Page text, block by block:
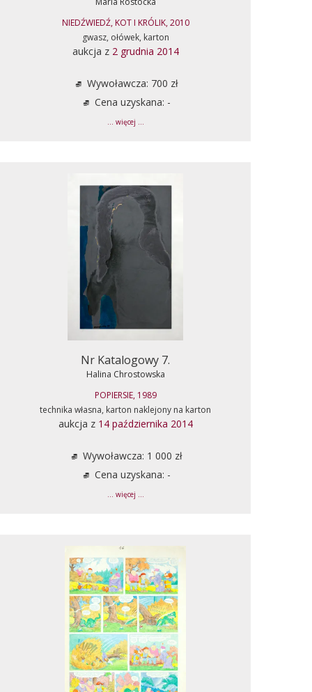
NIEDŹWIEDŹ, KOT I KRÓLIK, 2010
gwasz, ołówek, karton
aukcja z 2 grudnia 2014
Wywoławcza: 700 zł
Cena uzyskana: -
... więcej ...
Nr Katalogowy 7.
Halina Chrostowska
POPIERSIE, 1989
technika własna, karton naklejony na karton
aukcja z 14 października 2014
Wywoławcza: 1 000 zł
Cena uzyskana: -
... więcej ...